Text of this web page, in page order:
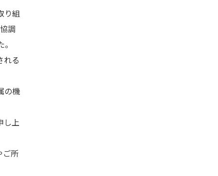
り組
調
れる
の機
し上
ご所